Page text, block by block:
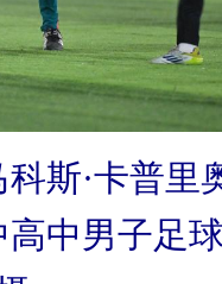
科斯·卡普里
中男子足